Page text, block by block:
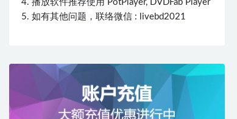
4. 播放软件推荐使用 PotPlayer, DVDFab Player
5. 如有其他问题，联络微信 : livebd2021